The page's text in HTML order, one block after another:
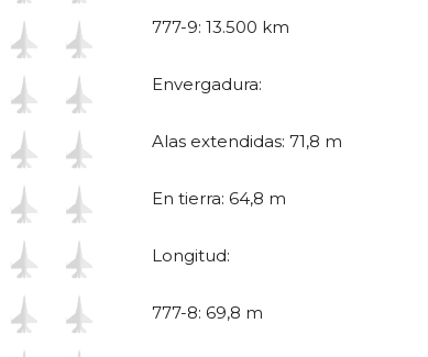
777-9: 13.500 km
Envergadura:
Alas extendidas: 71,8 m
En tierra: 64,8 m
Longitud:
777-8: 69,8 m